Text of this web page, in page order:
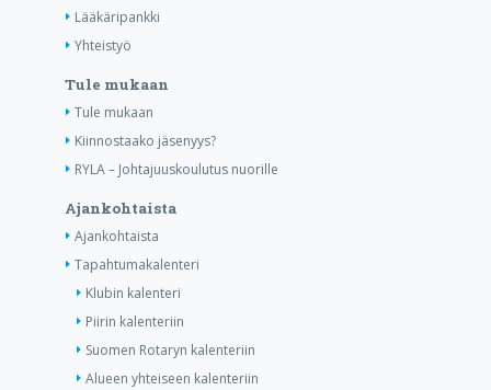
Lääkäripankki
Yhteistyö
Tule mukaan
Tule mukaan
Kiinnostaako jäsenyys?
RYLA – Johtajuuskoulutus nuorille
Ajankohtaista
Ajankohtaista
Tapahtumakalenteri
Klubin kalenteri
Piirin kalenteriin
Suomen Rotaryn kalenteriin
Alueen yhteiseen kalenteriin